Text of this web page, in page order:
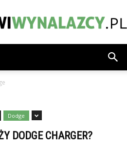
Dodge
DODGE CHARGER?